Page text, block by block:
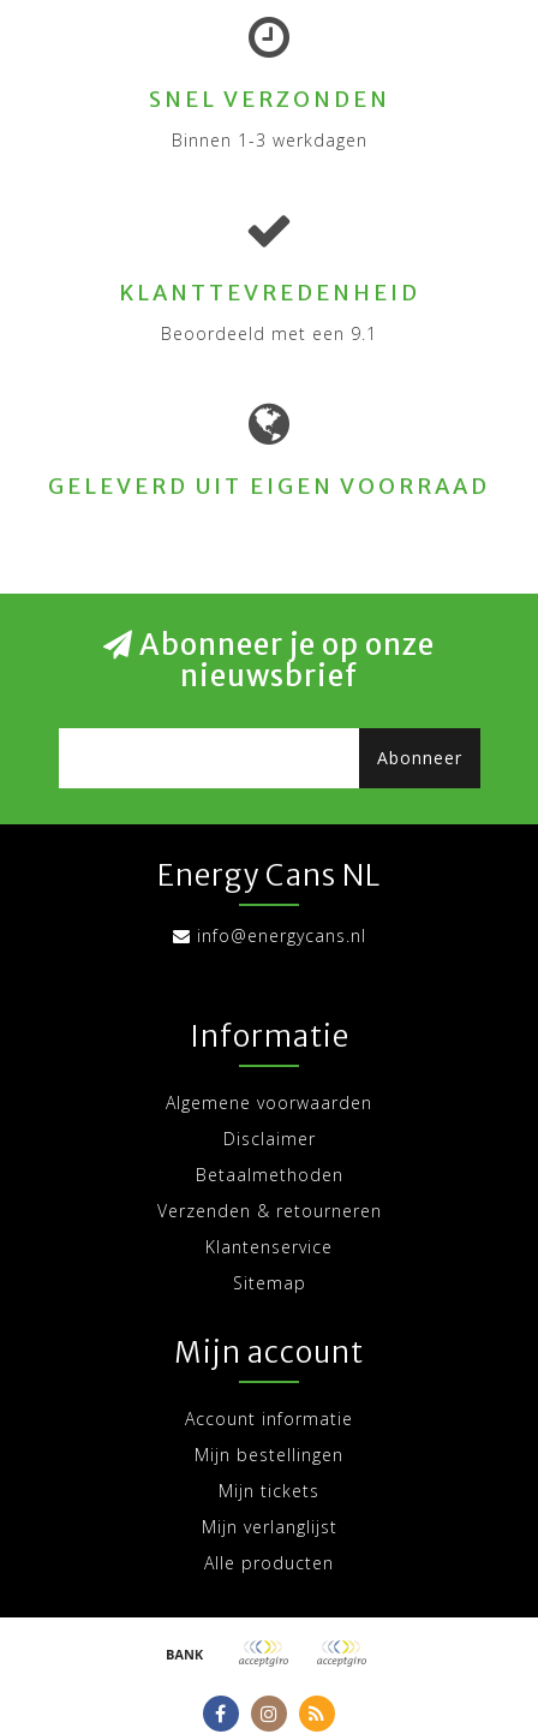
SNEL VERZONDEN
Binnen 1-3 werkdagen
KLANTTEVREDENHEID
Beoordeeld met een 9.1
GELEVERD UIT EIGEN VOORRAAD
Abonneer je op onze
nieuwsbrief
Abonneer
Energy Cans NL
info@energycans.nl
Informatie
Algemene voorwaarden
Disclaimer
Betaalmethoden
Verzenden & retourneren
Klantenservice
Sitemap
Mijn account
Account informatie
Mijn bestellingen
Mijn tickets
Mijn verlanglijst
Alle producten